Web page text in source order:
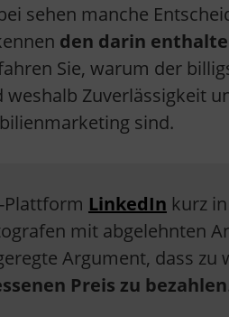
sehen manche
den darin
Sie, warum der
Zuverlässigkeit
sind.
Plattform LinkedIn kurz
mit abgelehnten
Argument, dass zu
Preis zu bezahlen